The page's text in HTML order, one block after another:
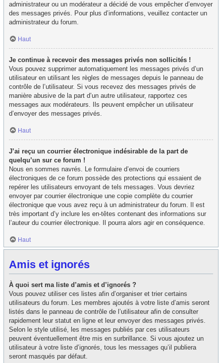
administrateur ou un modérateur a décidé de vous empêcher d’envoyer
des messages privés. Pour plus d’informations, veuillez contacter un
administrateur du forum.
Haut
Je continue à recevoir des messages privés non sollicités !
Vous pouvez supprimer automatiquement les messages privés d’un
utilisateur en utilisant les règles de messages depuis le panneau de
contrôle de l’utilisateur. Si vous recevez des messages privés de
manière abusive de la part d’un autre utilisateur, rapportez ces
messages aux modérateurs. Ils peuvent empêcher un utilisateur
d’envoyer des messages privés.
Haut
J’ai reçu un courrier électronique indésirable de la part de
quelqu’un sur ce forum !
Nous en sommes navrés. Le formulaire d’envoi de courriers
électroniques de ce forum possède des protections qui essaient de
repérer les utilisateurs envoyant de tels messages. Vous devriez
envoyer par courrier électronique une copie complète du courrier
électronique que vous avez reçu à un administrateur du forum. Il est
très important d’y inclure les en-têtes contenant des informations sur
l’auteur du courrier électronique. Il pourra alors agir en conséquence.
Haut
Amis et ignorés
À quoi sert ma liste d’amis et d’ignorés ?
Vous pouvez utiliser ces listes afin d’organiser et trier certains
utilisateurs du forum. Les membres ajoutés à votre liste d’amis seront
listés dans le panneau de contrôle de l’utilisateur afin de consulter
rapidement leur statut en ligne et leur envoyer des messages privés.
Selon le style utilisé, les messages publiés par ces utilisateurs
peuvent éventuellement être mis en surbrillance. Si vous ajoutez un
utilisateur à votre liste d’ignorés, tous les messages qu’il publiera
seront masqués par défaut.